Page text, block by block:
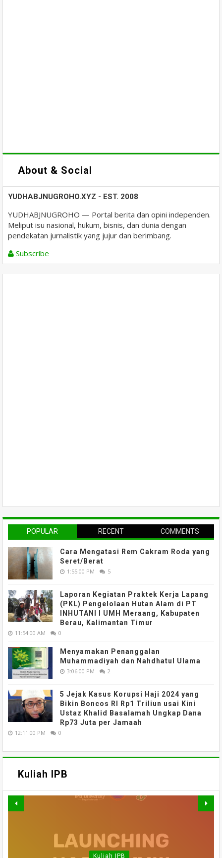
About & Social
YUDHABJNUGROHO.XYZ - EST. 2008
YUDHABJNUGROHO — Portal berita dan opini independen.
Meliput isu nasional, hukum, bisnis, dan dunia dengan
pendekatan jurnalistik yang jujur dan berimbang.
Subscribe
POPULAR RECENT COMMENTS
Cara Mengatasi Rem Cakram Roda yang
Seret/Berat
1:55:00 PM 5
Laporan Kegiatan Praktek Kerja Lapang
(PKL) Pengelolaan Hutan Alam di PT
INHUTANI I UMH Meraang, Kabupaten
Berau, Kalimantan Timur
11:54:00 AM 0
Menyamakan Penanggalan
Muhammadiyah dan Nahdhatul Ulama
3:06:00 PM 2
5 Jejak Kasus Korupsi Haji 2024 yang
Bikin Boncos RI Rp1 Triliun usai Kini
Ustaz Khalid Basalamah Ungkap Dana
Rp73 Juta per Jamaah
12:11:00 PM 0
Kuliah IPB
WEBINAR NASIONAL SERI III :
Kuliah IPB
MATERI WEBINAR DARING :
PENGAJIAN PERHUTANAN
FAHUTAN TALK SERIES 5 :
PELUANG DAN TANTANGAN
MATERI KULIAH UMUM DARING
MATERI WEBINAR DARING :
EVALUASI PENERAPAN